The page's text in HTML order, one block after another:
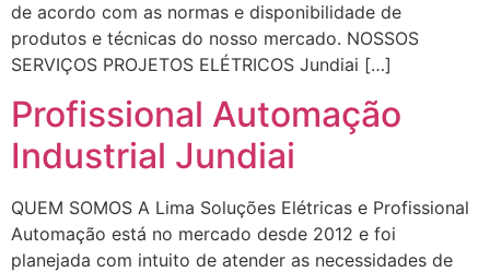
de acordo com as normas e disponibilidade de
produtos e técnicas do nosso mercado. NOSSOS
SERVIÇOS PROJETOS ELÉTRICOS Jundiai […]
Profissional Automação
Industrial Jundiai
QUEM SOMOS A Lima Soluções Elétricas e Profissional
Automação está no mercado desde 2012 e foi
planejada com intuito de atender as necessidades de